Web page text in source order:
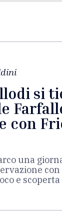
si
con
una
e